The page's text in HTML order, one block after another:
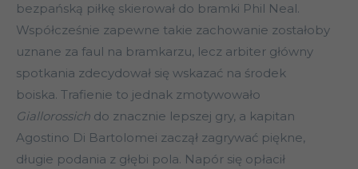
bezpańską piłkę skierował do bramki Phil Neal.
Współcześnie zapewne takie zachowanie zostałoby
uznane za faul na bramkarzu, lecz arbiter główny
spotkania zdecydował się wskazać na środek
boiska. Trafienie to jednak zmotywowało
Giallorossich do znacznie lepszej gry, a kapitan
Agostino Di Bartolomei zaczął zagrywać piękne,
długie podania z głębi pola. Napór się opłacił